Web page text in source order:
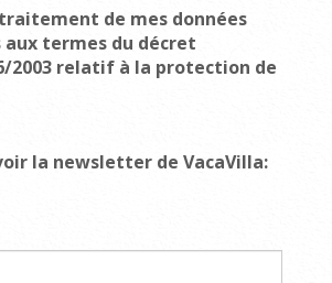
de mes données
aux termes du décret
2003 relatif à la protection de
la newsletter de VacaVilla: